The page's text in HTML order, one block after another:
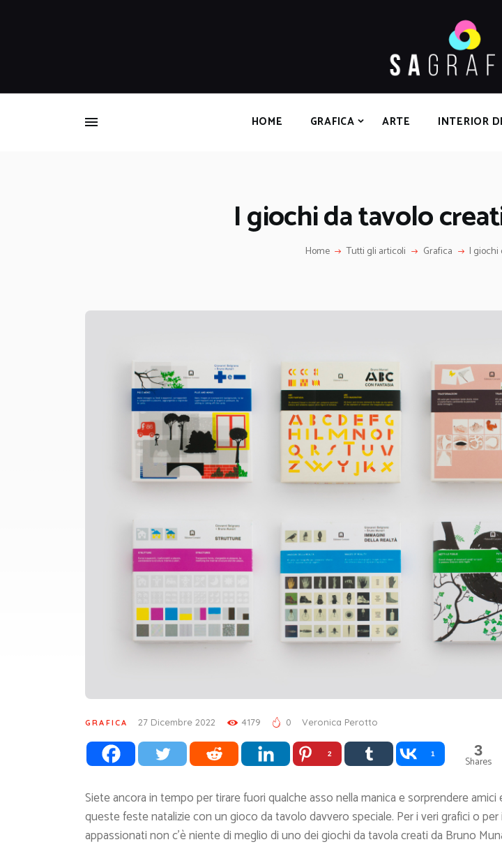
HOME GRAFICA ARTE INTERIOR
I giochi da tavolo
Home Tutti gli articoli Grafica I giochi
INTERIOR DESIGN
SERVIZI
GRAFICA 27 Dicembre 2022 4179 0 Veronica Perotto
2 1 3
Shares
Siete ancora in tempo per tirare fuori qualche asso nella manica e sorprendere
queste feste natalizie con un gioco da tavolo davvero speciale. Per i veri grafici o per
appassionati non c’è niente di meglio di uno dei giochi da tavola creati da Bruno